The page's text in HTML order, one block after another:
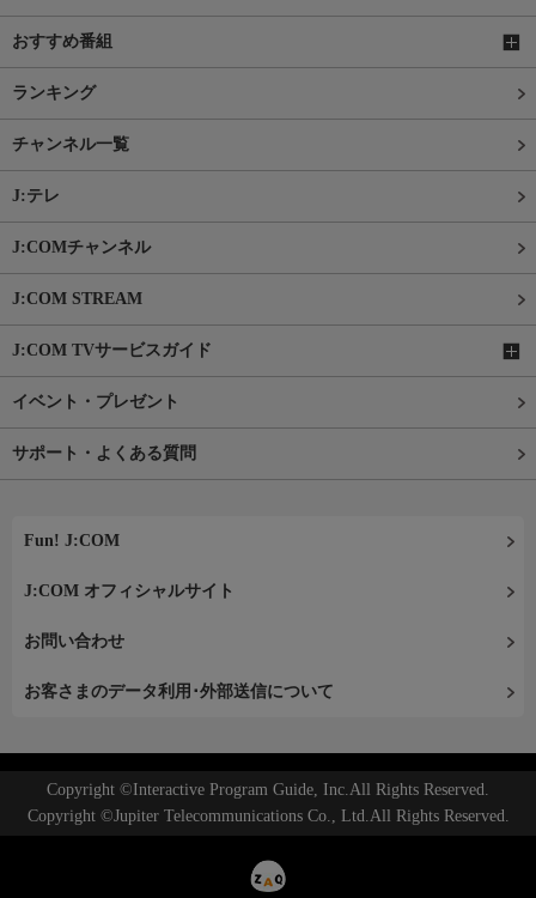
おすすめ番組
ランキング
チャンネル一覧
J:テレ
J:COMチャンネル
J:COM STREAM
J:COM TVサービスガイド
イベント・プレゼント
サポート・よくある質問
Fun! J:COM
J:COM オフィシャルサイト
お問い合わせ
お客さまのデータ利用･外部送信について
Copyright ©Interactive Program Guide, Inc.All Rights Reserved.
Copyright ©Jupiter Telecommunications Co., Ltd.All Rights Reserved.